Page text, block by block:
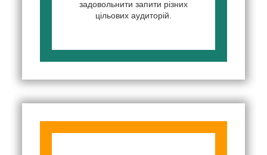
задовольнити запити різних
цільових аудиторій.